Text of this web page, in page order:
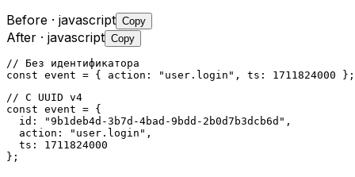
Before · javascript Copy
After · javascript Copy
// Без идентификатора
const event = { action: "user.login", ts: 1711824000 };
// С UUID v4
const event = {
  id: "9b1deb4d-3b7d-4bad-9bdd-2b0d7b3dcb6d",
  action: "user.login",
  ts: 1711824000
};